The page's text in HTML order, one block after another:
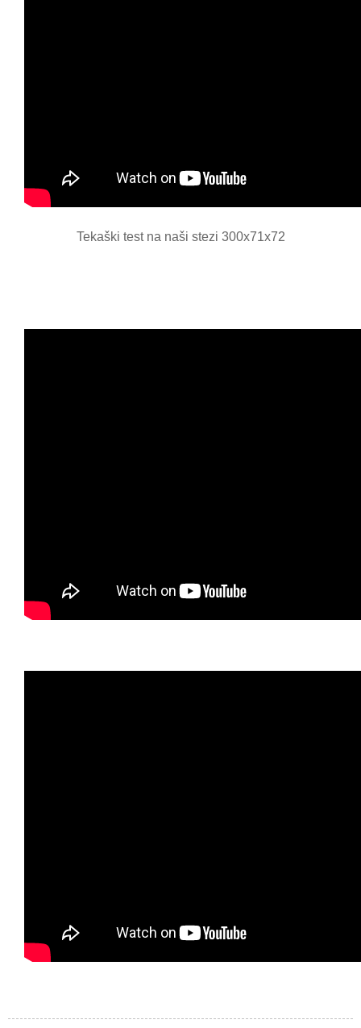
Tekaški test na naši stezi 300x71x72